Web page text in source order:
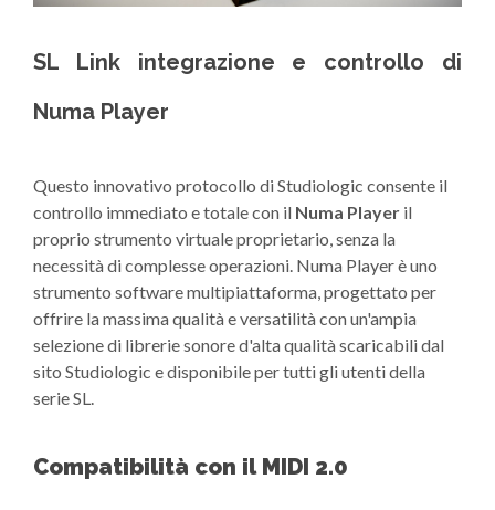
SL Link integrazione e controllo di
Numa Player
Questo innovativo protocollo di Studiologic consente il
controllo immediato e totale con il Numa Player il
proprio strumento virtuale proprietario, senza la
necessità di complesse operazioni. Numa Player è uno
strumento software multipiattaforma, progettato per
offrire la massima qualità e versatilità con un'ampia
selezione di librerie sonore d'alta qualità scaricabili dal
sito Studiologic e disponibile per tutti gli utenti della
serie SL.
Compatibilità con il MIDI 2.0